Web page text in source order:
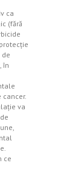
ca
(fără
în
cancer.
va
ce